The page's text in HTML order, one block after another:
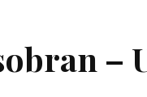
–